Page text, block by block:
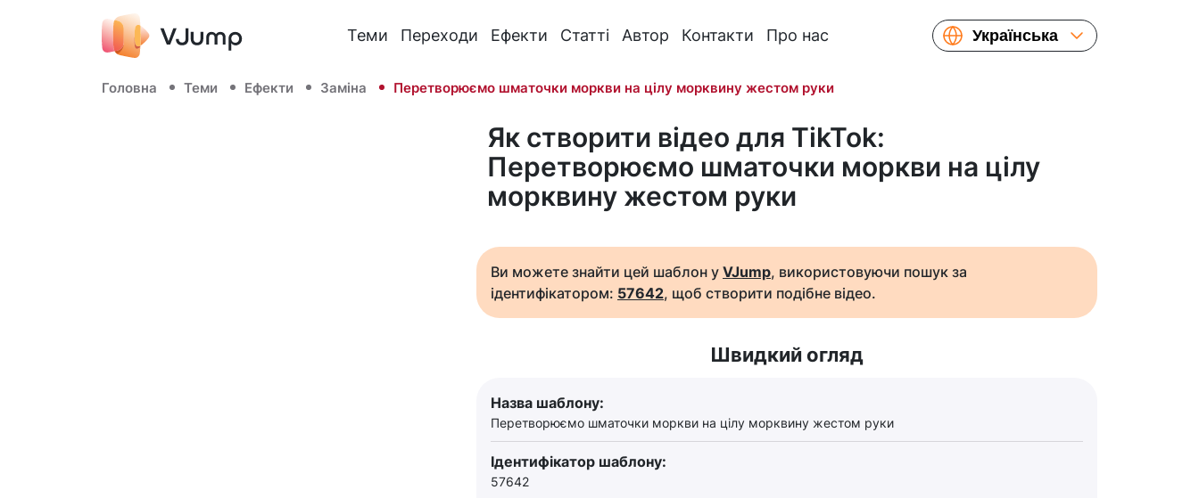
Теми Переходи Ефекти Статті Автор Контакти Про нас
Українська
繁體中文
Головна Теми Ефекти Заміна Перетворюємо шматочки моркви на цілу морквину жестом руки
Як створити відео для TikTok:
Перетворюємо шматочки моркви на цілу
морквину жестом руки
Ви можете знайти цей шаблон у VJump, використовуючи пошук за
ідентифікатором: 57642, щоб створити подібне відео.
Швидкий огляд
Назва шаблону:
Перетворюємо шматочки моркви на цілу морквину жестом руки
Ідентифікатор шаблону:
57642